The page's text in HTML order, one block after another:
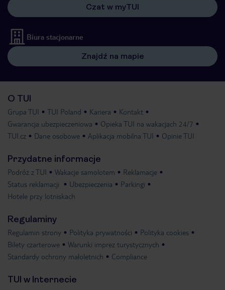
Czat w myTUI
Biura stacjonarne
Znajdź na mapie
O TUI
Grupa TUI TUI Poland Kariera
Kontakt
Gwarancja ubezpieczeniowa
Opieka TUI na wakacjach 24/7
TUI.cz
Dane osobowe Aplikacja mobilna TUI Opinie TUI
Przydatne informacje
Podróż z TUI Wakacje samolotem
Reklamacje
Status reklamacji
Ubezpieczenia
Parkingi
Hotele przy lotniskach
Regulaminy
Regulamin strony Polityka prywatności
Polityka cookies
Bilety czarterowe
Warunki imprez turystycznych
Standardy ochrony małoletnich
Compliance
TUI w Internecie